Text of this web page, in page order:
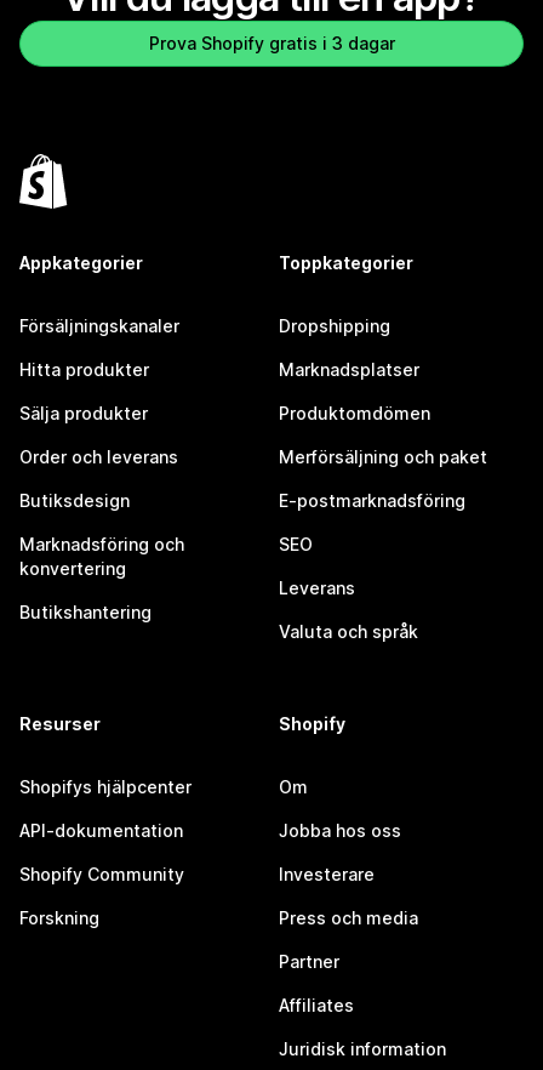
Prova Shopify gratis i 3 dagar
Appkategorier
Försäljningskanaler
Hitta produkter
Sälja produkter
Order och leverans
Butiksdesign
Marknadsföring och
konvertering
Butikshantering
Toppkategorier
Dropshipping
Marknadsplatser
Produktomdömen
Merförsäljning och paket
E-postmarknadsföring
SEO
Leverans
Valuta och språk
Resurser
Shopifys hjälpcenter
API-dokumentation
Shopify Community
Forskning
Shopify
Om
Jobba hos oss
Investerare
Press och media
Partner
Affiliates
Juridisk information